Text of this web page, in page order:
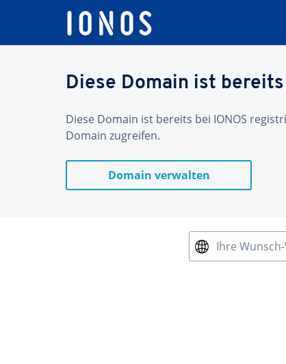
Diese Domain ist
Diese Domain ist bereits bei IONOS
Domain zugreifen.
Domain verwalten
Ihre